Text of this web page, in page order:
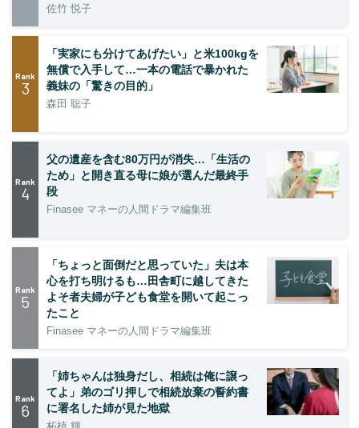
佐竹 悦子
Rank
3
「実家にも分けてあげたい」と米100kgを
無償で入手して…一本の電話で暴かれた
義妹の「驚きの目的」
森田 聡子
Rank
4
父の遺産を含む80万円が消失…「生活の
ため」と開き直る母に娘が選んだ最終手
段
Finasee マネーの人間ドラマ編集班
Rank
5
「ちょっと面倒だと思っていた」夫は本
心を打ち明けるも…田舎町に越してきた
よそ者夫婦が子ども食堂を開いて起こっ
たこと
Finasee マネーの人間ドラマ編集班
Rank
6
「姉ちゃんは独身だし、相続は俺に譲っ
てよ」弟のゴリ押しで相続放棄の誓約書
に署名した姉が見た地獄